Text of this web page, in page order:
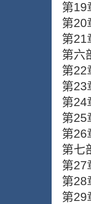
第19
第20
第21
第六
第22
第23
第24
第25
第26
第七
第27
第28
第29